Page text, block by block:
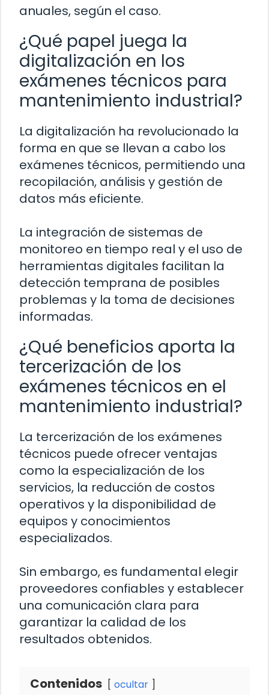
anuales, según el caso.
¿Qué papel juega la
digitalización en los
exámenes técnicos para
mantenimiento industrial?
La digitalización ha revolucionado la
forma en que se llevan a cabo los
exámenes técnicos, permitiendo una
recopilación, análisis y gestión de
datos más eficiente.
La integración de sistemas de
monitoreo en tiempo real y el uso de
herramientas digitales facilitan la
detección temprana de posibles
problemas y la toma de decisiones
informadas.
¿Qué beneficios aporta la
tercerización de los
exámenes técnicos en el
mantenimiento industrial?
La tercerización de los exámenes
técnicos puede ofrecer ventajas
como la especialización de los
servicios, la reducción de costos
operativos y la disponibilidad de
equipos y conocimientos
especializados.
Sin embargo, es fundamental elegir
proveedores confiables y establecer
una comunicación clara para
garantizar la calidad de los
resultados obtenidos.
Contenidos ocultar